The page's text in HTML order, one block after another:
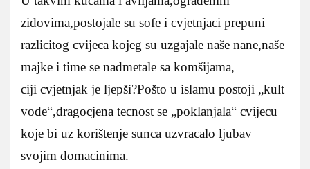
zidovima,postojale su sofe i cvjetnjaci prepuni
razlicitog cvijeca kojeg su uzgajale naše nane,naše
majke i time se nadmetale sa komšijama,
ciji cvjetnjak je ljepši?Pošto u islamu postoji „kult
vode“,dragocjena tecnost se „poklanjala“ cvijecu
koje bi uz korištenje sunca uzvracalo ljubav
svojim domacinima.